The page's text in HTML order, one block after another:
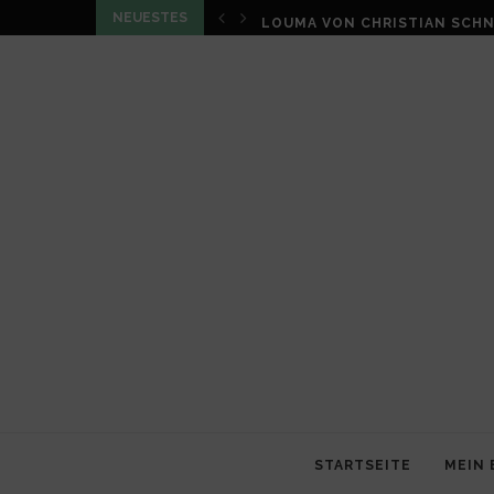
NEUESTES LOUMA VON CHRISTIAN
STARTSEITE MEIN